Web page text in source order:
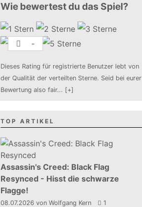
Wie bewertest du das Spiel?
-
Dieses Rating für registrierte Benutzer lebt von
der Qualität der verteilten Sterne. Seid bei eurer
Bewertung also fair... [+]
TOP ARTIKEL
Assassin's Creed: Black Flag
Resynced - Hisst die schwarze
Flagge!
08.07.2026 von Wolfgang Kern 1